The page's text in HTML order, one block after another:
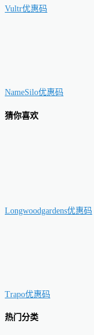
Vultr优惠码
NameSilo优惠码
猜你喜欢
Longwoodgardens优惠码
Trapo优惠码
热门分类